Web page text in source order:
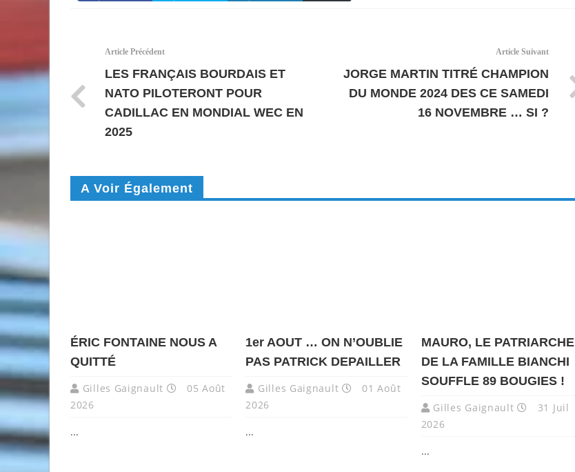
Article Précédent
LES FRANÇAIS BOURDAIS ET
NATO PILOTERONT POUR
CADILLAC EN MONDIAL WEC EN
2025
Article Suivant
JORGE MARTIN TITRÉ CHAMPION
DU MONDE 2024 DES CE SAMEDI
16 NOVEMBRE … SI ?
A Voir Également
ÉRIC FONTAINE NOUS A
QUITTÉ
Gilles Gaignault
05 Août
2026
...
1er AOUT … ON N’OUBLIE
PAS PATRICK DEPAILLER
Gilles Gaignault
01 Août
2026
...
MAURO, LE PATRIARCHE
DE LA FAMILLE BIANCHI
SOUFFLE 89 BOUGIES !
Gilles Gaignault
31 Juil
2026
...